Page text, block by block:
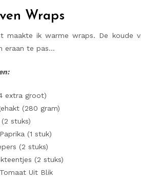
Wraps
maakte ik warme wraps. De koude
eraan te pas…
extra groot)
(280 gram)
stuks)
(1 stuk)
(2 stuks)
(2 stuks)
Uit Blik